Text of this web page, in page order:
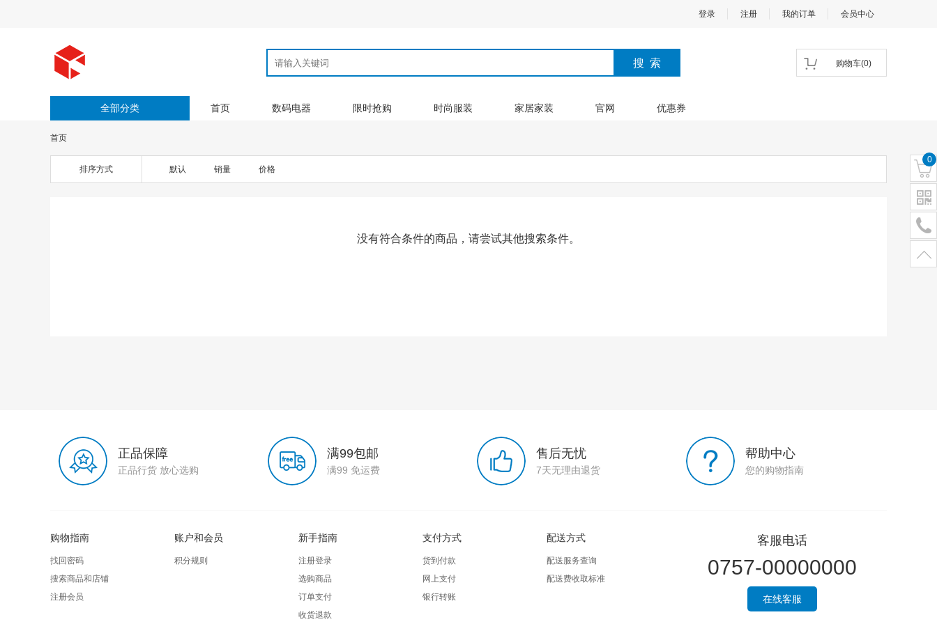
登录 注册 我的订单 会员中心
购物车(0)
全部分类 首页 数码电器 限时抢购 时尚服装 家居家装 官网 优惠券
首页
排序方式 默认 销量 价格
没有符合条件的商品，请尝试其他搜索条件。
正品保障
正品行货 放心选购
满99包邮
满99 免运费
售后无忧
7天无理由退货
帮助中心
您的购物指南
购物指南
找回密码
搜索商品和店铺
注册会员
账户和会员
积分规则
新手指南
注册登录
选购商品
订单支付
收货退款
支付方式
货到付款
网上支付
银行转账
配送方式
配送服务查询
配送费收取标准
客服电话
0757-00000000
在线客服
0